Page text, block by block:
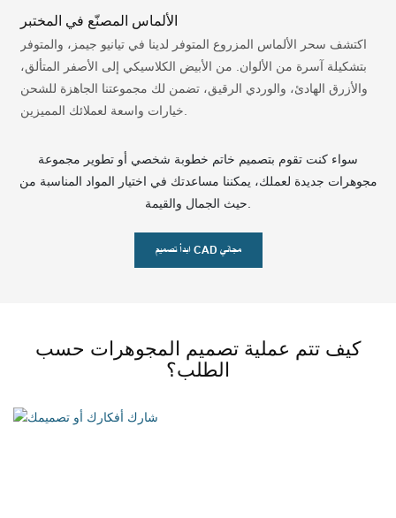
الألماس المصنّع في المختبر
اكتشف سحر الألماس المزروع المتوفر لدينا في تيانيو جيمز، والمتوفر
بتشكيلة آسرة من الألوان. من الأبيض الكلاسيكي إلى الأصفر المتألق،
والأزرق الهادئ، والوردي الرقيق، تضمن لك مجموعتنا الجاهزة للشحن
خيارات واسعة لعملائك المميزين.
سواء كنت تقوم بتصميم خاتم خطوبة شخصي أو تطوير مجموعة
مجوهرات جديدة لعملك، يمكننا مساعدتك في اختيار المواد المناسبة من
ابدأ تصميم CAD مجاني
كيف تتم عملية تصميم المجوهرات حسب
الطلب؟